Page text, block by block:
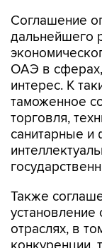
Соглашение
дальнейшего
ОАЭ в
интерес. К
таможенное
торговля,
санитарные и
Также
установление
отраслях, в